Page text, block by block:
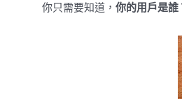
你只需要知道， 你的用戶是誰